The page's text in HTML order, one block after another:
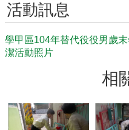
活動訊息
學甲區104年替代役役男歲
潔活動照片
相